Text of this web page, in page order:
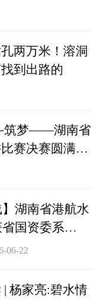
两万米！溶洞
到出路的
筑梦——湖南省
赛决赛圆满落
】湖南省港航水
国资委系
啦”比赛决赛银
06-22
| 杨家亮:碧水情